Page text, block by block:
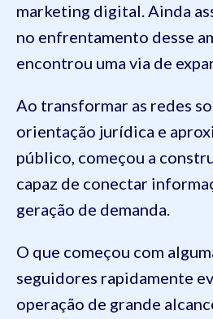
marketing digital. Ainda
no enfrentamento desse
encontrou uma via de
Ao transformar as redes
orientação jurídica e
público, começou a
capaz de conectar
geração de demanda.
O que começou com
seguidores rapidamente
operação de grande